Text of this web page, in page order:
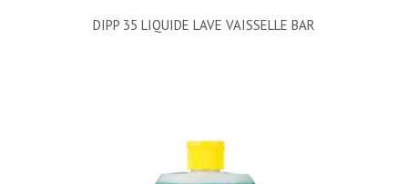
DIPP 35 LIQUIDE LAVE VAISSELLE BAR